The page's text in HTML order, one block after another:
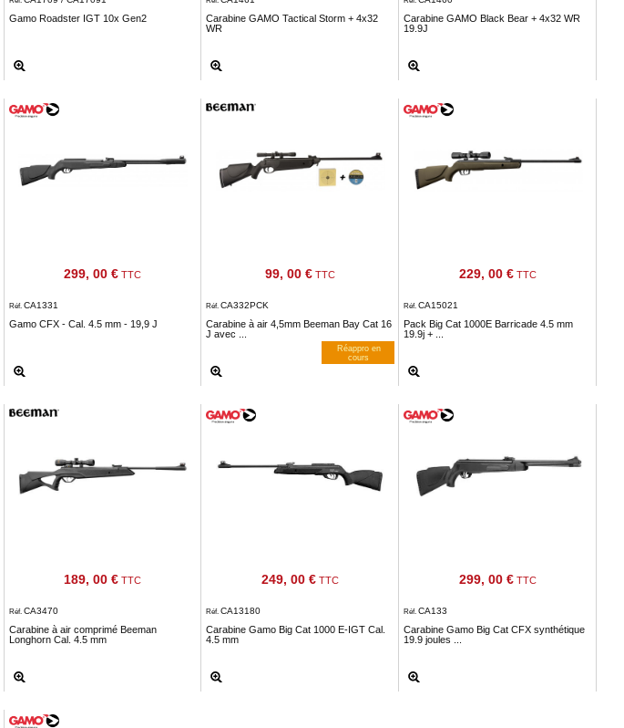
Gamo Roadster IGT 10x Gen2
Carabine GAMO Tactical Storm + 4x32
WR
Carabine GAMO Black Bear + 4x32 WR
19.9J
299, 00 € TTC
Gamo CFX - Cal. 4.5 mm - 19,9 J
Réf. CA1331
99, 00 € TTC
Carabine à air 4,5mm Beeman Bay Cat 16
J avec ...
Réf.CA332PCK
Réappro en
cours
229, 00 € TTC
Pack Big Cat 1000E Barricade 4.5 mm
19.9j + ...
Réf.CA15021
189, 00 € TTC
Carabine à air comprimé Beeman
Longhorn Cal. 4.5 mm
Réf. CA3470
249, 00 € TTC
Carabine Gamo Big Cat 1000 E-IGT Cal.
4.5 mm
Réf.CA13180
299, 00 € TTC
Carabine Gamo Big Cat CFX synthétique
19.9 joules ...
Réf.CA133